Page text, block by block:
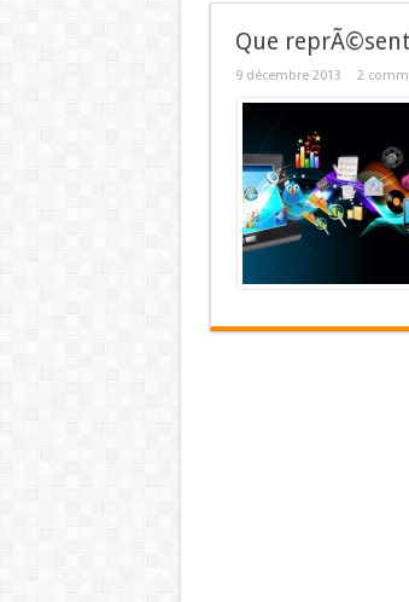
Que
9 décembre 2013 2